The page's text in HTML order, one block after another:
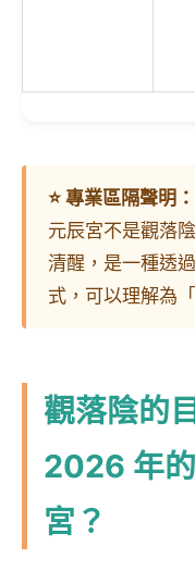
⭐ 專業區隔聲明：
元辰宮不是觀落
清醒，是一種透
式，可以理解為
觀落陰的
2026 年
宮？